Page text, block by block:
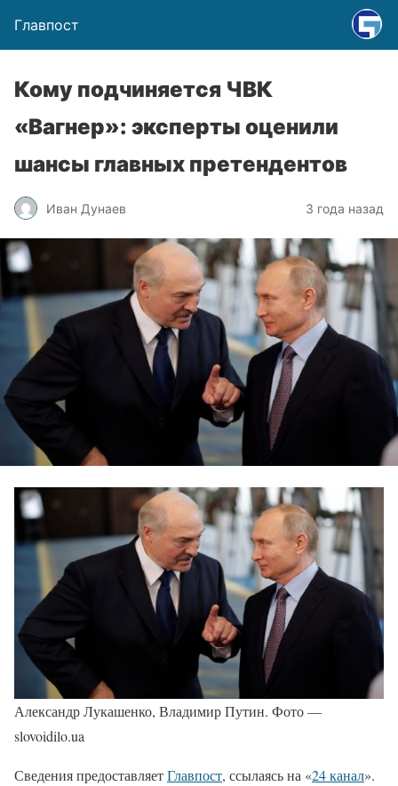
Главпост
Кому подчиняется ЧВК
«Вагнер»: эксперты оценили
шансы главных претендентов
Иван Дунаев 3 года назад
Александр Лукашенко, Владимир Путин. Фото —
slovoidilo.ua
Сведения предоставляетГлавпост, ссылаясь на «24 канал».